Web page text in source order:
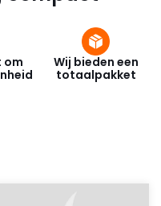
om
Wij bieden een
totaalpakket